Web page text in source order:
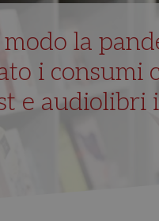
la
i consumi
e audiolibri